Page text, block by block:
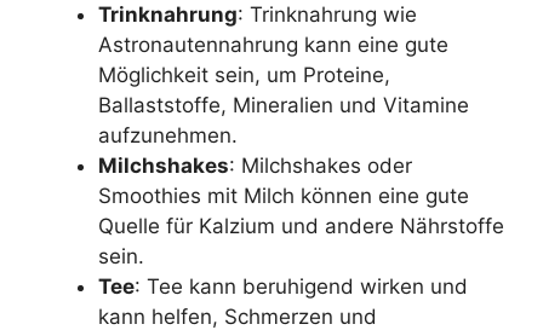
Trinknahrung: Trinknahrung wie
Astronautennahrung kann eine gute
Möglichkeit sein, um Proteine,
Ballaststoffe, Mineralien und Vitamine
aufzunehmen.
Milchshakes: Milchshakes oder
Smoothies mit Milch können eine gute
Quelle für Kalzium und andere Nährstoffe
sein.
Tee: Tee kann beruhigend wirken und
kann helfen, Schmerzen und